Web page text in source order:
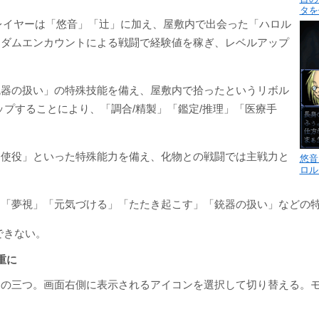
タ
悠
ロ
ヤーは「悠音」「辻」に加え、屋敷内で出会った「ハロル
ムエンカウントによる戦闘で経験値を稼ぎ、レベルアップ
の扱い」の特殊技能を備え、屋敷内で拾ったというリボル
することにより、「調合/精製」「鑑定/推理」「医療手
役」といった特殊能力を備え、化物との戦闘では主戦力と
夢視」「元気づける」「たたき起こす」「銃器の扱い」などの
ない。
に
三つ。画面右側に表示されるアイコンを選択して切り替える。